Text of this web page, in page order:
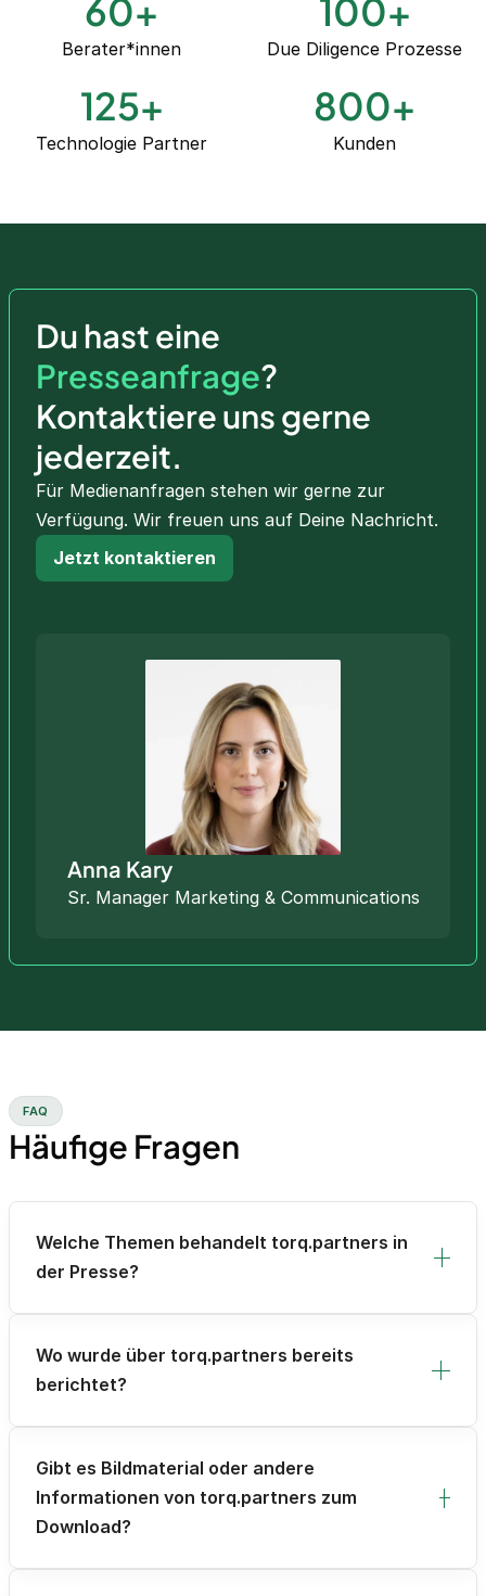
60+
Berater*innen
100+
Due Diligence Prozesse
125+
Technologie Partner
800+
Kunden
Du hast eine
Presseanfrage?
Kontaktiere uns gerne
jederzeit.
Für Medienanfragen stehen wir gerne zur
Verfügung. Wir freuen uns auf Deine Nachricht.
Jetzt kontaktieren
Anna Kary
Sr. Manager Marketing & Communications
FAQ
Häufige Fragen
Welche Themen behandelt torq.partners in
der Presse?
Wo wurde über torq.partners bereits
berichtet?
Gibt es Bildmaterial oder andere
Informationen von torq.partners zum
Download?